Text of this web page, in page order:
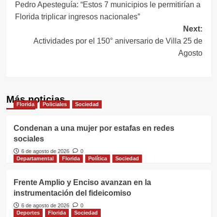
de
entradas
Pedro Apesteguía: “Estos 7 municipios le permitirían a
Florida triplicar ingresos nacionales”
Next:
Actividades por el 150° aniversario de Villa 25 de
Agosto
Más noticias
Florida Policiales Sociedad
Condenan a una mujer por estafas en redes
sociales
6 de agosto de 2026
0
Departamental
Florida Política Sociedad
Frente Amplio y Enciso avanzan en la
instrumentación del fideicomiso
6 de agosto de 2026
0
Deportes
Florida Sociedad